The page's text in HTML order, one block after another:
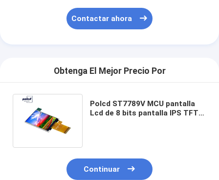
Contactar ahora
Obtenga El Mejor Precio Por
Polcd ST7789V MCU pantalla
Lcd de 8 bits pantalla IPS TFT
Continuar